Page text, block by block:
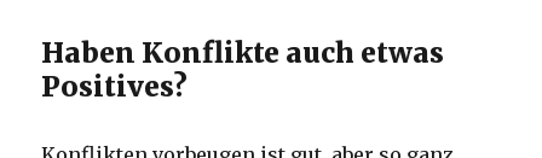
Haben Konflikte auch etwas
Positives?